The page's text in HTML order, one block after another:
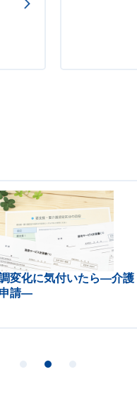
変化に気付いたら―介護
請―